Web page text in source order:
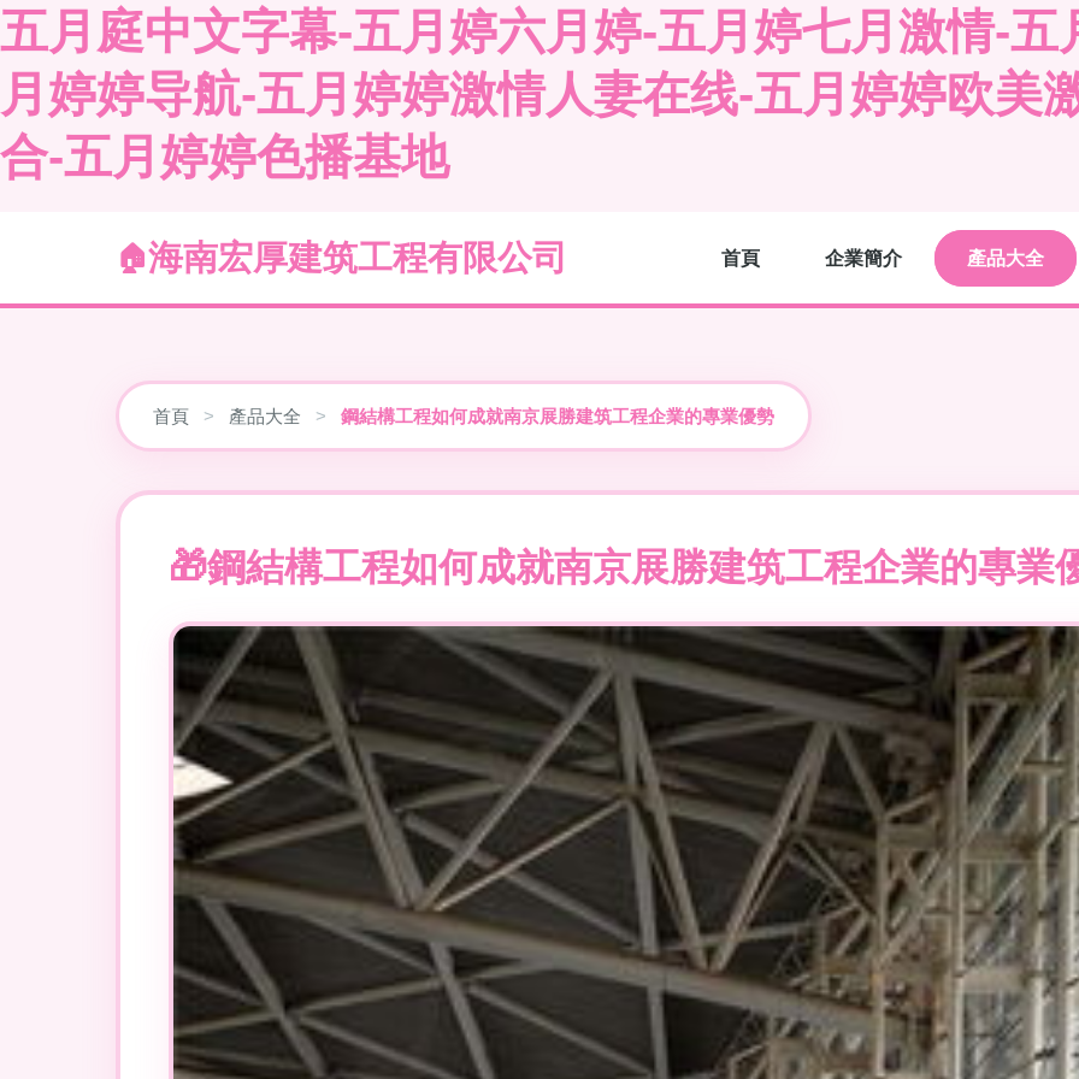
五月庭中文字幕-五月婷六月婷-五月婷七月激情-
月婷婷导航-五月婷婷激情人妻在线-五月婷婷欧美
合-五月婷婷色播基地
海南宏厚建筑工程有限公司 首頁 企業簡介 產品大全
首頁 > 產品大全 > 鋼結構工程如何成就南京展勝建筑工程企業的專業優勢
鋼結構工程如何成就南京展勝建筑工程企業的專業